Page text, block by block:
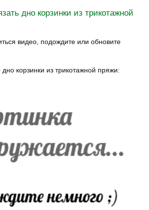
дно корзинки из трикотажной
видео, подождите или обновите
дно корзинки из трикотажной пряжи: